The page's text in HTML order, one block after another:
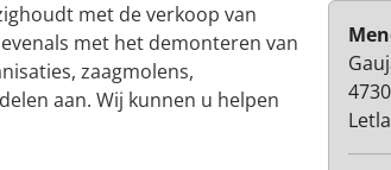
met de verkoop van
met het demonteren van
zaagmolens,
aan. Wij kunnen u helpen